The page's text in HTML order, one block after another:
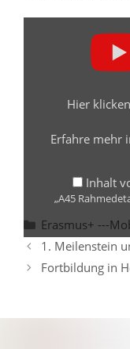
Rahmedetalbrücke
Brücken
#bridgeplease“
YouTube
anzeigen
Hier
Erfahre mehr
Inhalt
„A45
Kategorien
Erasmus+ ---
1. Meilenstein
Fortbildung in